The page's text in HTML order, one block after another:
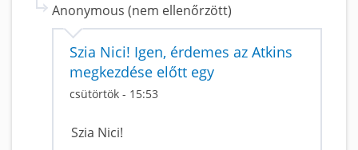
Anonymous (nem ellenőrzött)
Szia Nici! Igen, érdemes az Atkins
megkezdése előtt egy
csütörtök - 15:53
Szia Nici!